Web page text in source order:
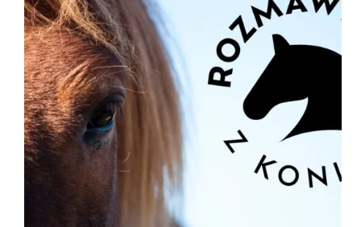
Garść
wspomnień
Rozmawiając
z koniem
Koń a
komunikacja
Fundacja
Kontakt